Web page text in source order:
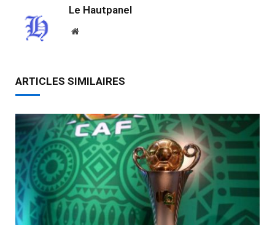
Le Hautpanel
Website
ARTICLES SIMILAIRES